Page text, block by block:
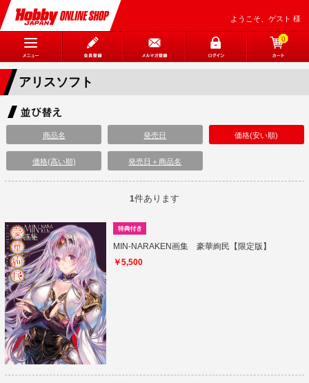
ようこそ、ゲスト 様
0
アリスソフト
商品名 発売日 価格(安い順)
価格(高い順) 発売日＋商品名
1件あります
MIN-NARAKEN画集 豪華絢民【限定版】
￥5,500